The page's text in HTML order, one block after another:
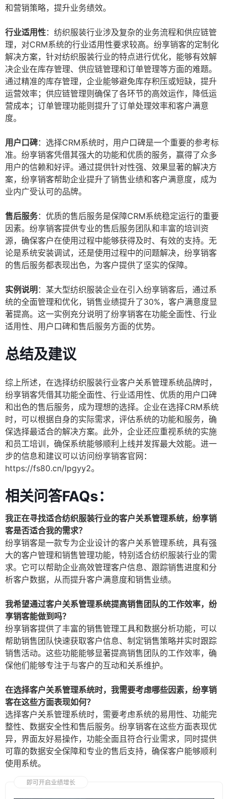
和营销策略，提升业务绩效。
行业适用性：纺织服装行业涉及复杂的业务流程和供应链管
理，对CRM系统的行业适用性要求较高。纷享销客的定制化
解决方案，针对纺织服装行业的特点进行优化，能够有效解
决企业在库存管理、供应链管理和订单管理等方面的难题。
通过精准的库存管理，企业能够避免库存积压或短缺，提升
运营效率；供应链管理则确保了各环节的高效运作，降低运
营成本；订单管理功能则提升了订单处理效率和客户满意
度。
用户口碑：选择CRM系统时，用户口碑是一个重要的参考标
准。纷享销客凭借其强大的功能和优质的服务，赢得了众多
用户的信赖和好评。通过提供针对性强、效果显著的解决方
案，纷享销客帮助企业提升了销售业绩和客户满意度，成为
业内广受认可的品牌。
售后服务：优质的售后服务是保障CRM系统稳定运行的重要
因素。纷享销客提供专业的售后服务团队和丰富的培训资
源，确保客户在使用过程中能够获得及时、有效的支持。无
论是系统安装调试，还是使用过程中的问题解决，纷享销客
的售后服务都表现出色，为客户提供了坚实的保障。
实例说明 ：某大型纺织服装企业在引入纷享销客后，通过系
统的全面管理和优化，销售业绩提升了30%，客户满意度显
著提高。这一实例充分说明了纷享销客在功能全面性、行业
适用性、用户口碑和售后服务方面的优势。
总结及建议
综上所述，在选择纺织服装行业客户关系管理系统品牌时，
纷享销客凭借其功能全面性、行业适用性、优质的用户口碑
和出色的售后服务，成为理想的选择。企业在选择CRM系统
时，可以根据自身的实际需求，评估系统的功能和服务，确
保选择最适合的解决方案。此外，企业还应重视系统的实施
和员工培训，确保系统能够顺利上线并发挥最大效能。进一
步的信息和建议可以访问纷享销客官网：
https://fs80.cn/lpgyy2。
相关问答FAQs：
我正在寻找适合纺织服装行业的客户关系管理系统，纷享销
客是否适合我的需求？
纷享销客是一款专为企业设计的客户关系管理系统，具有强
大的客户管理和销售管理功能，特别适合纺织服装行业的需
求。它可以帮助企业高效管理客户信息、跟踪销售进度和分
析客户数据，从而提升客户满意度和销售业绩。
我希望通过客户关系管理系统提高销售团队的工作效率，纷
享销客能做到吗？
纷享销客提供了丰富的销售管理工具和数据分析功能，可以
帮助销售团队快速获取客户信息、制定销售策略并实时跟踪
销售活动。这些功能能够显著提高销售团队的工作效率，确
保他们能够专注于与客户的互动和关系维护。
在选择客户关系管理系统时，我需要考虑哪些因素，纷享销
客在这些方面表现如何？
选择客户关系管理系统时，需要考虑系统的易用性、功能完
整性、数据安全性和售后服务。纷享销客在这些方面表现优
异，界面友好易操作，功能全面且符合行业需求，同时提供
可靠的数据安全保障和专业的售后支持，确保客户能够顺利
使用系统。
即可开启业绩增长